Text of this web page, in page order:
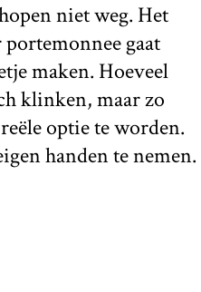
niet weg. Het
gaat
maken. Hoeveel
klinken, maar zo
optie te worden.
handen te nemen.